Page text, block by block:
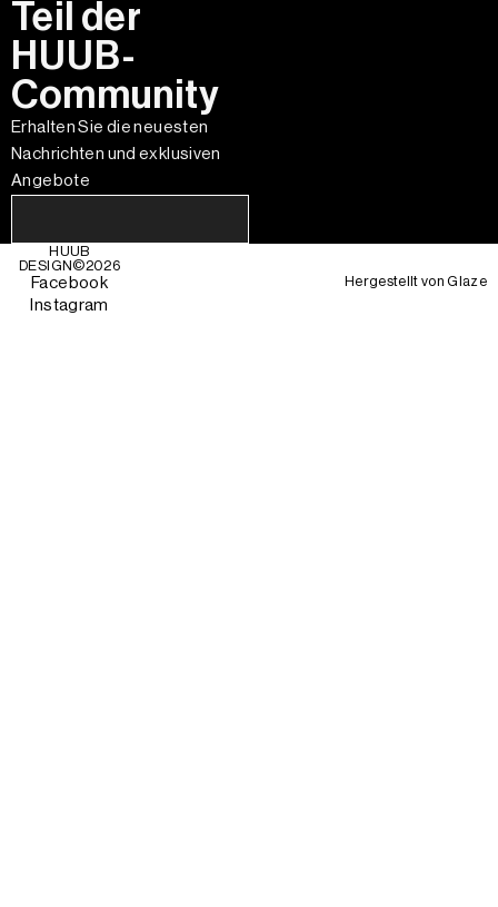
Teil der
HUUB-
Community
Erhalten Sie die neuesten
Nachrichten und exklusiven
Angebote
HUUB
DESIGN©2026
Facebook
Instagram
Hergestellt vonGlaze